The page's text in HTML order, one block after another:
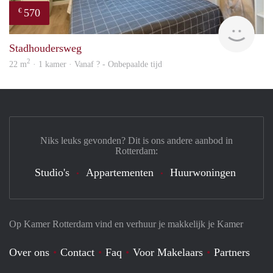
€ 570
Stadhoudersweg
22 m2 · 1 kamer · Vanaf ? - Onbepaalde tijd
Op Kamer Rotterdam vind en verhuur je makkelijk je Kamer
Over ons Contact Faq Voor Makelaars
Partners
Niks leuks gevonden? Dit is ons andere aanbod in
Rotterdam:
Studio's Appartementen Huurwoningen